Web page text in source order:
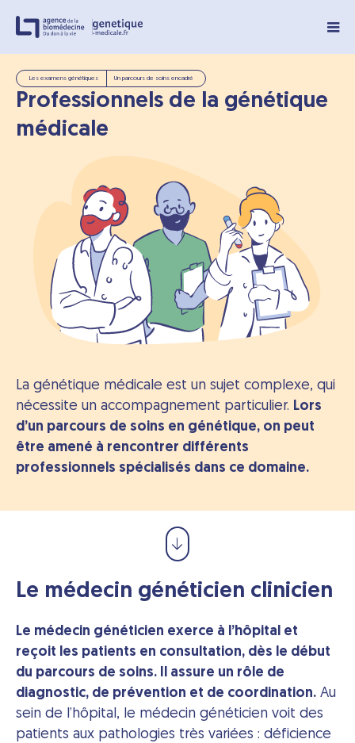
Les examens génétiques Un parcours de soins encadré
Professionnels de la génétique
médicale
La génétique médicale est un sujet complexe, qui
nécessite un accompagnement particulier. Lors
d’un parcours de soins en génétique, on peut
être amené à rencontrer différents
professionnels spécialisés dans ce domaine.
Le médecin généticien clinicien
Le médecin généticien exerce à l’hôpital et
reçoit les patients en consultation, dès le début
du parcours de soins. Il assure un rôle de
diagnostic, de prévention et de coordination. Au
sein de l’hôpital, le médecin généticien voit des
patients aux pathologies très variées : déficience